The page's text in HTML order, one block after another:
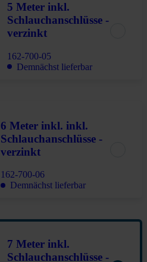
5 Meter inkl.
Schlauchanschlüsse -
verzinkt
162-700-05
Demnächst lieferbar
6 Meter inkl. inkl.
Schlauchanschlüsse -
verzinkt
162-700-06
Demnächst lieferbar
7 Meter inkl.
Schlauchanschlüsse -